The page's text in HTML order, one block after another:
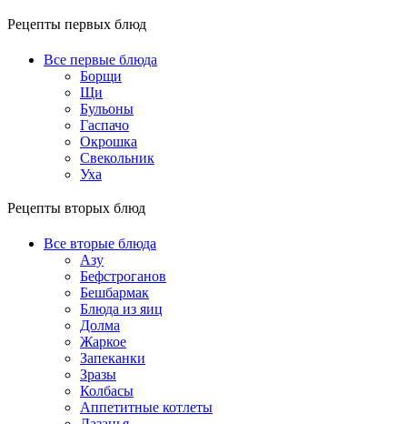
Рецепты первых блюд
Все первые блюда
Борщи
Щи
Бульоны
Гаспачо
Окрошка
Свекольник
Уха
Рецепты вторых блюд
Все вторые блюда
Азу
Бефстроганов
Бешбармак
Блюда из яиц
Долма
Жаркое
Запеканки
Зразы
Колбасы
Аппетитные котлеты